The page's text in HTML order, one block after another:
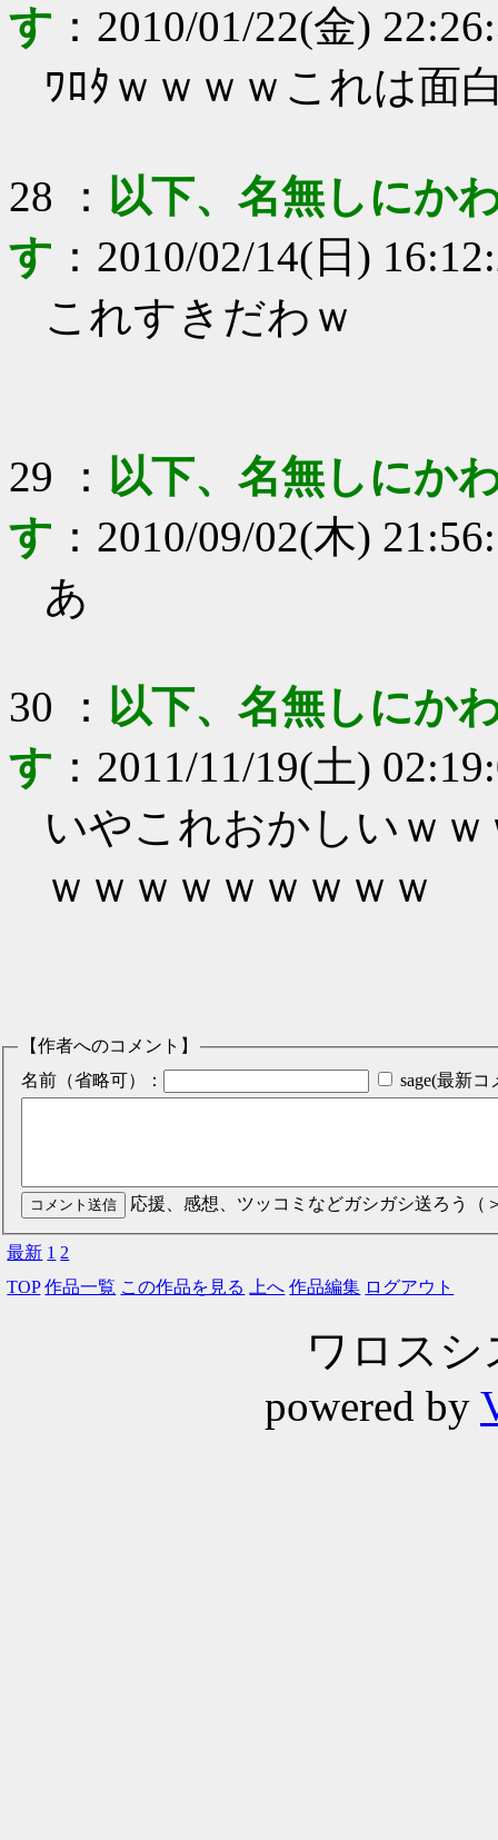
す ： 2010/01/22(金)
ﾜﾛﾀｗｗｗｗこれは面
28 ： 以下、名無しにか
す ： 2010/02/14(日)
これすきだわｗ
29 ： 以下、名無しにか
す ： 2010/09/02(木)
あ
30 ： 以下、名無しにか
す ： 2011/11/19(土)
いやこれおかしいｗ
ｗｗｗｗｗｗｗｗｗ
【作者へのコメント】
名前（省略可）：
sage(最新
応援、感想、ツッコミなどガシガシ送ろう（
最新 1 2
TOP 作品一覧 この作品を見る 上へ 作品編集 ログアウト
ワロスシ
powered by